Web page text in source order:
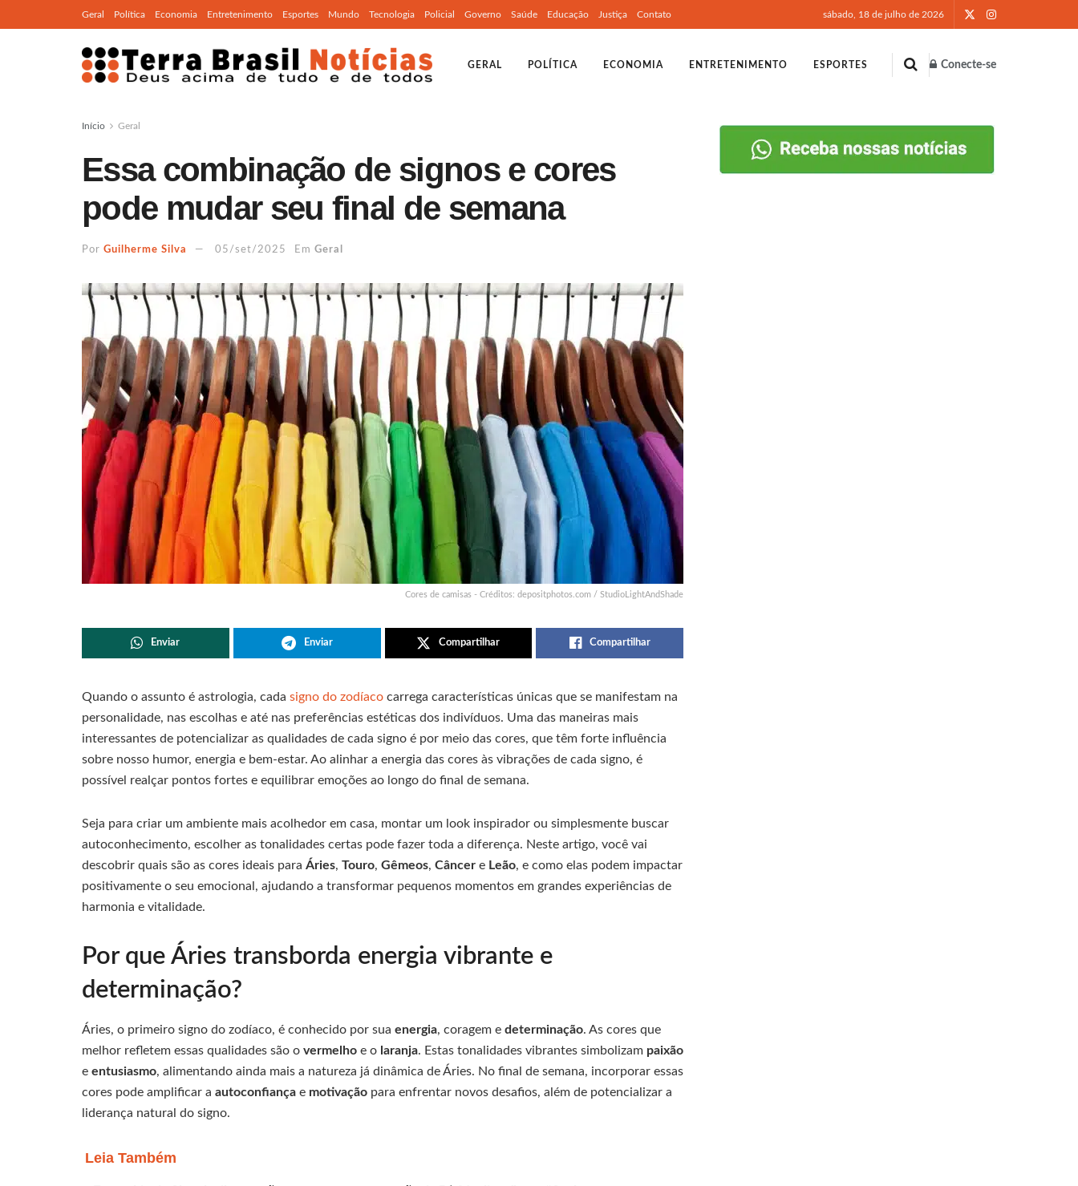
Geral Política Economia Entretenimento Esportes Mundo Tecnologia Policial Governo Saúde Educação Justiça Contato sábado, 18 de julho de 2026
GERAL POLÍTICA ECONOMIA ENTRETENIMENTO ESPORTES Conecte-se
Início Geral
Essa combinação de signos e cores
pode mudar seu final de semana
Por Guilherme Silva 05/set/2025 Em Geral
Cores de camisas - Créditos: depositphotos.com / StudioLightAndShade
Enviar Enviar Compartilhar Compartilhar
Quando o assunto é astrologia, cada signo do zodíaco carrega características únicas que se manifestam na
personalidade, nas escolhas e até nas preferências estéticas dos indivíduos. Uma das maneiras mais
interessantes de potencializar as qualidades de cada signo é por meio das cores, que têm forte influência
sobre nosso humor, energia e bem-estar. Ao alinhar a energia das cores às vibrações de cada signo, é
possível realçar pontos fortes e equilibrar emoções ao longo do final de semana.
Seja para criar um ambiente mais acolhedor em casa, montar um look inspirador ou simplesmente buscar
autoconhecimento, escolher as tonalidades certas pode fazer toda a diferença. Neste artigo, você vai
descobrir quais são as cores ideais para Áries, Touro, Gêmeos, Câncer e Leão, e como elas podem impactar
positivamente o seu emocional, ajudando a transformar pequenos momentos em grandes experiências de
harmonia e vitalidade.
Por que Áries transborda energia vibrante e
determinação?
Áries, o primeiro signo do zodíaco, é conhecido por sua energia, coragem e determinação. As cores que
melhor refletem essas qualidades são o vermelho e o laranja. Estas tonalidades vibrantes simbolizam paixão
e entusiasmo, alimentando ainda mais a natureza já dinâmica de Áries. No final de semana, incorporar essas
cores pode amplificar a autoconfiança e motivação para enfrentar novos desafios, além de potencializar a
liderança natural do signo.
Leia Também